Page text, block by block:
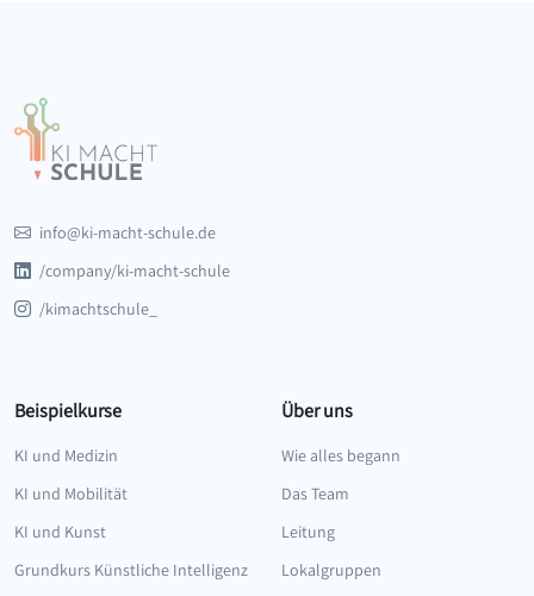
info@ki-macht-schule.de
/company/ki-macht-schule
/kimachtschule_
Beispielkurse
KI und Medizin
KI und Mobilität
KI und Kunst
Grundkurs Künstliche Intelligenz
Über uns
Wie alles begann
Das Team
Leitung
Lokalgruppen